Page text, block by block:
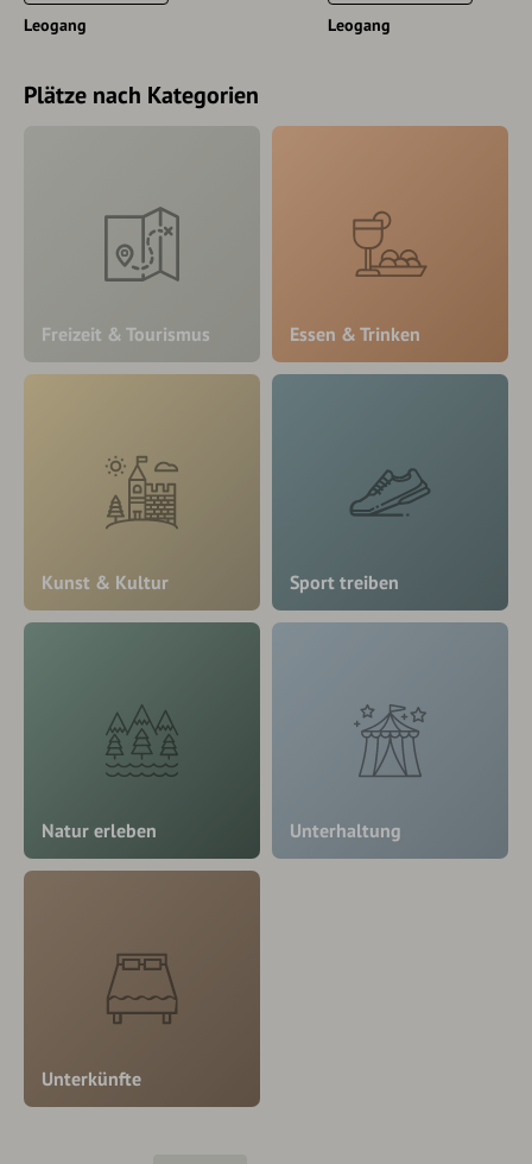
Leogang Leogang
Plätze nach Kategorien
Freizeit & Tourismus Essen & Trinken
Kunst & Kultur Sport treiben
Natur erleben Unterhaltung
Unterkünfte